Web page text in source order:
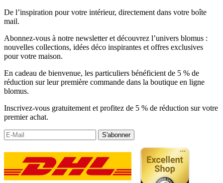
De l’inspiration pour votre intérieur, directement dans votre boîte
mail.
Abonnez-vous à notre newsletter et découvrez l’univers blomus :
nouvelles collections, idées déco inspirantes et offres exclusives
pour votre maison.
En cadeau de bienvenue, les particuliers bénéficient de 5 % de
réduction sur leur première commande dans la boutique en ligne
blomus.
Inscrivez-vous gratuitement et profitez de 5 % de réduction sur votre
premier achat.
S'abonner